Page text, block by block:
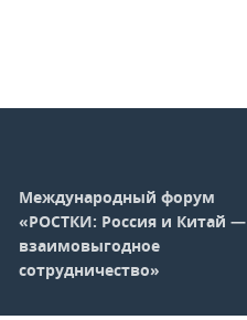
Международный форум
«РОСТКИ: Россия и Китай —
взаимовыгодное
сотрудничество»